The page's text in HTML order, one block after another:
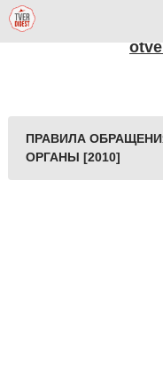
ПРАВИЛА
ОРГАНЫ [2010]